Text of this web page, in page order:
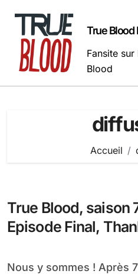
contenu
True Blood
Fansite
Blood
Accueil
True Blood, saison
Episode Final,
Nous y sommes ! Après 7 saisons de True